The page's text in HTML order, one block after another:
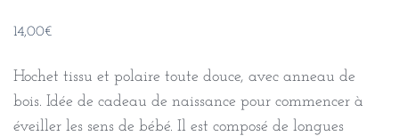
14,00€
Hochet tissu et polaire toute douce, avec anneau de
bois. Idée de cadeau de naissance pour commencer à
éveiller les sens de bébé. Il est composé de longues